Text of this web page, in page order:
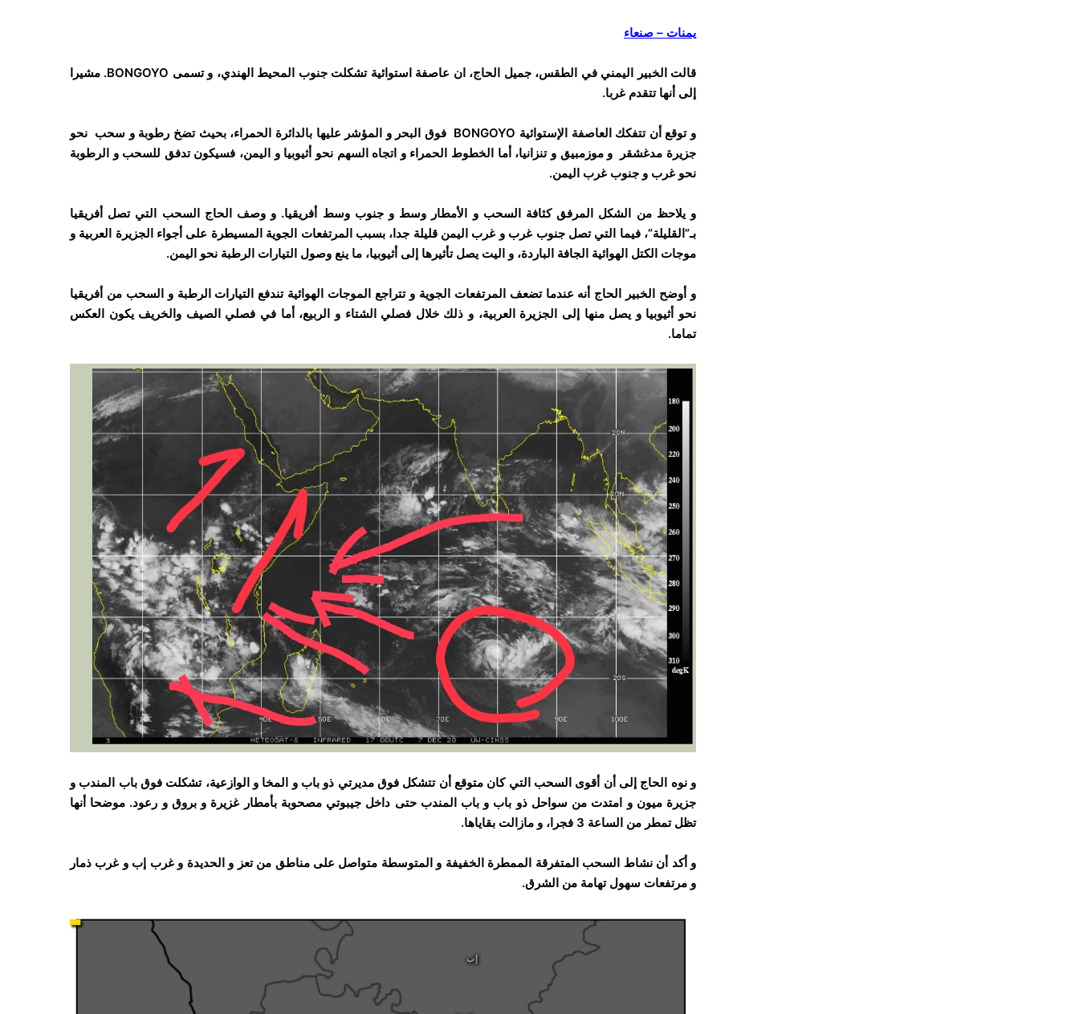
يمنات – صنعاء
قالت الخبير اليمني في الطقس، جميل الحاج، ان عاصفة استوائية تشكلت جنوب المحيط الهندي، و تسمى BONGOYO. مشيرا
إلى أنها تتقدم غربا.
و توقع أن تتفكك العاصفة الإستوائية BONGOYO فوق البحر و المؤشر عليها بالدائرة الحمراء، بحيث تضخ رطوبة و سحب نحو
جزيرة مدغشقر و موزمبيق و تنزانيا، أما الخطوط الحمراء و اتجاه السهم نحو أثيوبيا و اليمن، فسيكون تدفق للسحب و الرطوبة
نحو غرب و جنوب غرب اليمن.
و يلاحظ من الشكل المرفق كثافة السحب و الأمطار وسط و جنوب وسط أفريقيا. و وصف الحاج السحب التي تصل أفريقيا
بـ”القليلة”، فيما التي تصل جنوب غرب و غرب اليمن قليلة جدا، بسبب المرتفعات الجوية المسيطرة على أجواء الجزيرة العربية و
موجات الكتل الهوائية الجافة الباردة، و اليت يصل تأثيرها إلى أثيوبيا، ما ينع وصول التيارات الرطبة نحو اليمن.
و أوضح الخبير الحاج أنه عندما تضعف المرتفعات الجوية و تتراجع الموجات الهوائية تندفع التيارات الرطبة و السحب من أفريقيا
نحو أثيوبيا و يصل منها إلى الجزيرة العربية، و ذلك خلال فصلي الشتاء و الربيع، أما في فصلي الصيف والخريف يكون العكس
تماما.
و نوه الحاج إلى أن أقوى السحب التي كان متوقع أن تتشكل فوق مديرتي ذو باب و المخا و الوازعية، تشكلت فوق باب المندب و
جزيرة ميون و امتدت من سواحل ذو باب و باب المندب حتى داخل جيبوتي مصحوبة بأمطار غزيرة و بروق و رعود. موضحا أنها
تظل تمطر من الساعة 3 فجرا، و مازالت بقاياها.
و أكد أن نشاط السحب المتفرقة الممطرة الخفيفة و المتوسطة متواصل على مناطق من تعز و الحديدة و غرب إب و غرب ذمار
و مرتفعات سهول تهامة من الشرق.